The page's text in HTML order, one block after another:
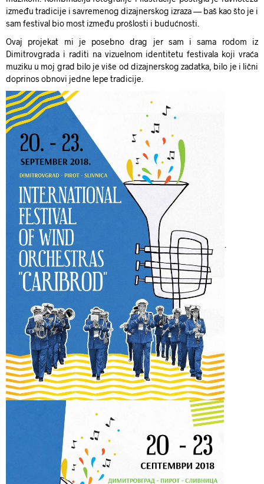
između tradicije i savremenog dizajnerskog izraza — baš kao što je i
sam festival bio most između prošlosti i budućnosti.
Ovaj projekat mi je posebno drag jer sam i sama rodom iz
Dimitrovgrada i raditi na vizuelnom identitetu festivala koji vraća
muziku u moj grad bilo je više od dizajnerskog zadatka, bilo je i lični
doprinos obnovi jedne lepe tradicije.
.